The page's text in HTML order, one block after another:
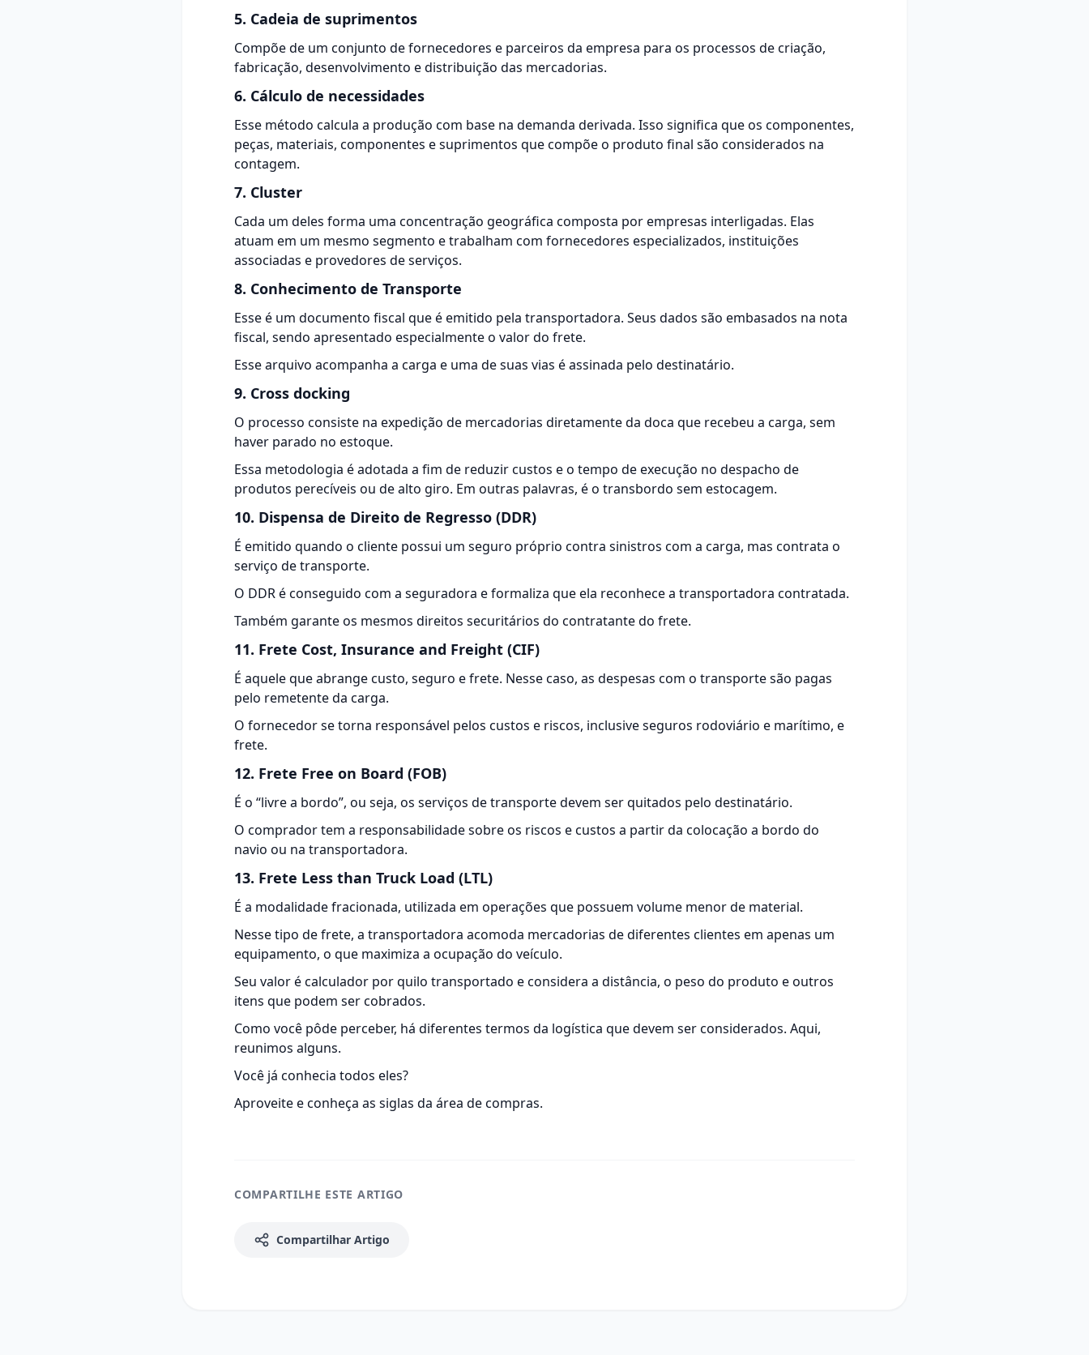
5. Cadeia de suprimentos
Compõe de um conjunto de fornecedores e parceiros da empresa para os processos de criação,
fabricação, desenvolvimento e distribuição das mercadorias.
6. Cálculo de necessidades
Esse método calcula a produção com base na demanda derivada. Isso significa que os componentes,
peças, materiais, componentes e suprimentos que compõe o produto final são considerados na
contagem.
7. Cluster
Cada um deles forma uma concentração geográfica composta por empresas interligadas. Elas
atuam em um mesmo segmento e trabalham com fornecedores especializados, instituições
associadas e provedores de serviços.
8. Conhecimento de Transporte
Esse é um documento fiscal que é emitido pela transportadora. Seus dados são embasados na nota
fiscal, sendo apresentado especialmente o valor do frete.
Esse arquivo acompanha a carga e uma de suas vias é assinada pelo destinatário.
9. Cross docking
O processo consiste na expedição de mercadorias diretamente da doca que recebeu a carga, sem
haver parado no estoque.
Essa metodologia é adotada a fim de reduzir custos e o tempo de execução no despacho de
produtos perecíveis ou de alto giro. Em outras palavras, é o transbordo sem estocagem.
10. Dispensa de Direito de Regresso (DDR)
É emitido quando o cliente possui um seguro próprio contra sinistros com a carga, mas contrata o
serviço de transporte.
O DDR é conseguido com a seguradora e formaliza que ela reconhece a transportadora contratada.
Também garante os mesmos direitos securitários do contratante do frete.
11. Frete Cost, Insurance and Freight (CIF)
É aquele que abrange custo, seguro e frete. Nesse caso, as despesas com o transportesão pagas
pelo remetente da carga.
O fornecedor se torna responsável pelos custos e riscos, inclusive seguros rodoviário e marítimo, e
frete.
12. Frete Free on Board (FOB)
É o “livre a bordo”, ou seja, os serviços de transporte devem ser quitados pelo destinatário.
O comprador tem a responsabilidade sobre os riscos e custos a partir da colocação a bordo do
navio ou na transportadora.
13. Frete Less than Truck Load (LTL)
É a modalidade fracionada, utilizada em operações que possuem volume menor de material.
Nesse tipo defrete, a transportadora acomoda mercadorias de diferentes clientes em apenas um
equipamento, o que maximiza a ocupação do veículo.
Seu valor é calculador por quilo transportado e considera a distância, o peso do produto e outros
itens que podem ser cobrados.
Como você pôde perceber, há diferentes termos da logística que devem ser considerados. Aqui,
reunimos alguns.
Você já conhecia todos eles?
Aproveite e conheça as siglas da área de compras.
COMPARTILHE ESTE ARTIGO
Compartilhar Artigo